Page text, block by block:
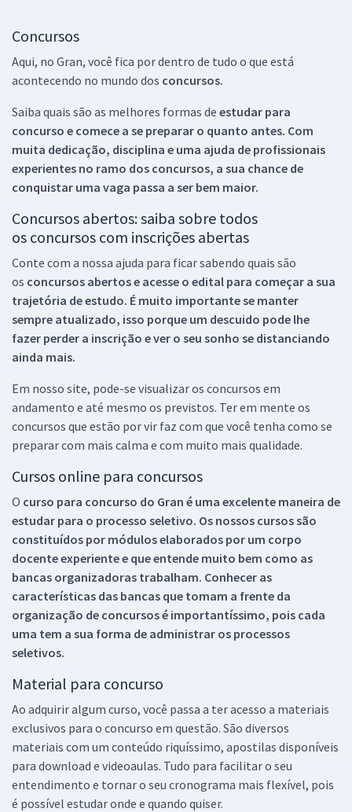
Concursos
Aqui, no Gran, você fica por dentro de tudo o que está
acontecendo no mundo dos concursos.
Saiba quais são as melhores formas de estudar para
concurso e comece a se preparar o quanto antes. Com
muita dedicação, disciplina e uma ajuda de profissionais
experientes no ramo dos concursos, a sua chance de
conquistar uma vaga passa a ser bem maior.
Concursos abertos: saiba sobre todos
os concursos com inscrições abertas
Conte com a nossa ajuda para ficar sabendo quais são
os concursos abertos e acesse o edital para começar a sua
trajetória de estudo. É muito importante se manter
sempre atualizado, isso porque um descuido pode lhe
fazer perder a inscrição e ver o seu sonho se distanciando
ainda mais.
Em nosso site, pode-se visualizar os concursos em
andamento e até mesmo os previstos. Ter em mente os
concursos que estão por vir faz com que você tenha como se
preparar com mais calma e com muito mais qualidade.
Cursos online para concursos
O curso para concurso do Gran é uma excelente maneira de
estudar para o processo seletivo. Os nossos cursos são
constituídos por módulos elaborados por um corpo
docente experiente e que entende muito bem como as
bancas organizadoras trabalham. Conhecer as
características das bancas que tomam a frente da
organização de concursos é importantíssimo, pois cada
uma tem a sua forma de administrar os processos
seletivos.
Material para concurso
Ao adquirir algum curso, você passa a ter acesso a materiais
exclusivos para o concurso em questão. São diversos
materiais com um conteúdo riquíssimo, apostilas disponíveis
para download e videoaulas. Tudo para facilitar o seu
entendimento e tornar o seu cronograma mais flexível, pois
é possível estudar onde e quando quiser.